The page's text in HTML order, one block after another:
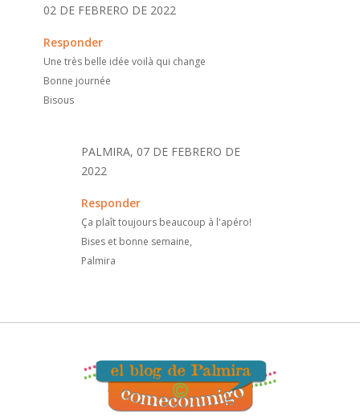
02 DE FEBRERO DE 2022
Responder
Une très belle idée voilà qui change
Bonne journée
Bisous
PALMIRA, 07 DE FEBRERO DE
2022
Responder
Ça plaît toujours beaucoup à l'apéro!
Bises et bonne semaine,
Palmira